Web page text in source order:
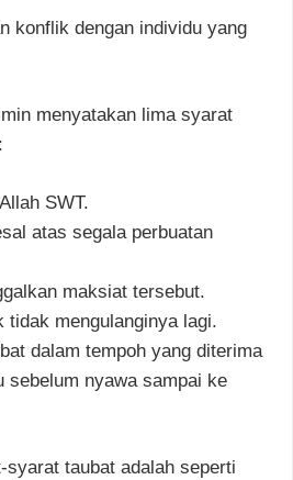
konflik dengan individu yang
menyatakan lima syarat
SWT.
atas segala perbuatan
maksiat tersebut.
tidak mengulanginya lagi.
dalam tempoh yang diterima
sebelum nyawa sampai ke
taubat adalah seperti